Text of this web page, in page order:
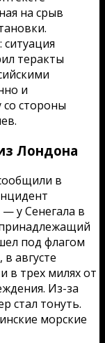
на срыв
теракты
и
со стороны
Лондона
в
у Сенегала в
под флагом
августе
в трех милях от
Из-за
стал тонуть.
морские